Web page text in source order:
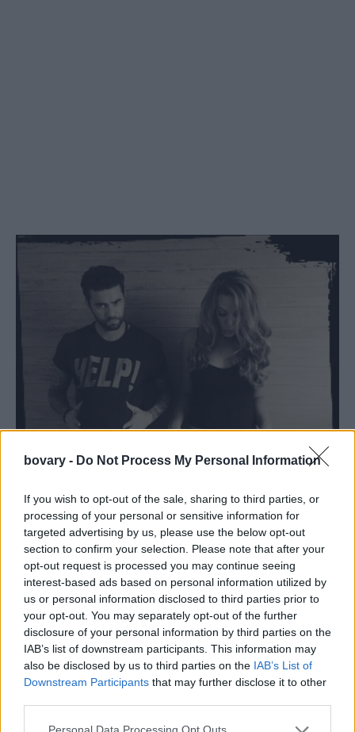
bovary - Do Not Process My Personal Information
If you wish to opt-out of the sale, sharing to third parties, or
processing of your personal or sensitive information for
targeted advertising by us, please use the below opt-out
section to confirm your selection. Please note that after your
opt-out request is processed you may continue seeing
interest-based ads based on personal information utilized by
us or personal information disclosed to third parties prior to
your opt-out. You may separately opt-out of the further
disclosure of your personal information by third parties on the
IAB’s list of downstream participants. This information may
also be disclosed by us to third parties on the IAB’s List of
Downstream Participants that may further disclose it to other
Συγκεκριμένα, έγραψε: «Γεια σας! Να ‘μαι κι εγώ… Κατ’ αρχήν
θέλω να σας ευχαριστήσω πάρα πολύ για τα γλυκά σας λόγια
και την θετική σας ενέργεια και τα μηνύματα που μου στέλνετε.
Γιατί είναι πραγματικά πολύ συγκινητικό και νομίζω πως με
βοηθάει κιόλας σε πολύ μεγάλο βαθμό. Παρόλο που λίγο
χάθηκα και λίγο με χάσατε, εσείς είστε εκεί και στέλνετε όλη
αυτήν την αγάπη και σας ευχαριστώ πολύ.